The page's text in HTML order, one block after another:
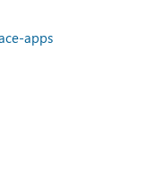
apps